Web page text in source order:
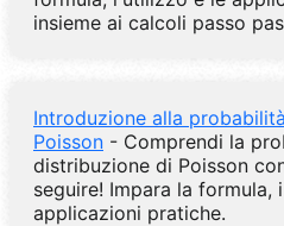
insieme ai calcoli passo
Introduzione alla
Poisson - Comprendi la
distribuzione di Poisson
seguire! Impara la formula,
applicazioni pratiche.